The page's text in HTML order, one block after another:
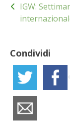
COMPO
ZAPI
BENZA
ORTO BIO
articoli
IGW:
Condividi